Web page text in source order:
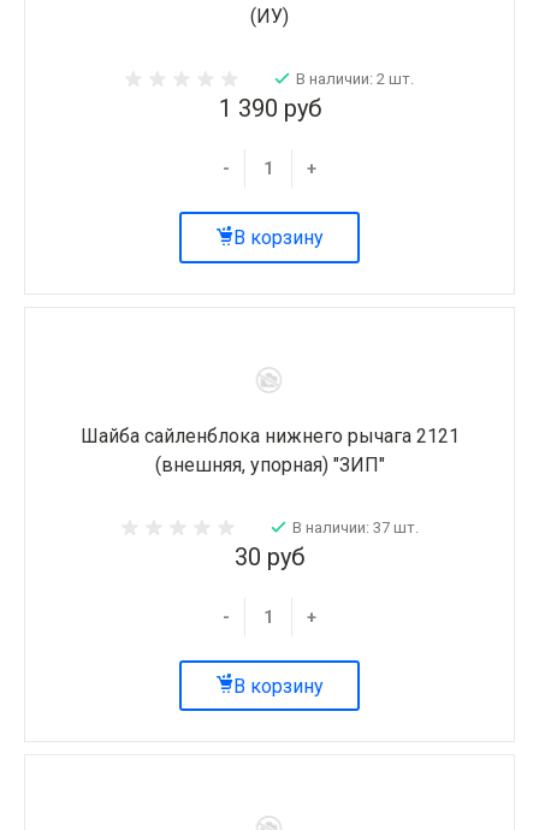
(ИУ)
В наличии: 2 шт.
1 390 руб
- +
В корзину
Шайба сайленблока нижнего рычага 2121
(внешняя, упорная) "ЗИП"
В наличии: 37 шт.
30 руб
- +
В корзину